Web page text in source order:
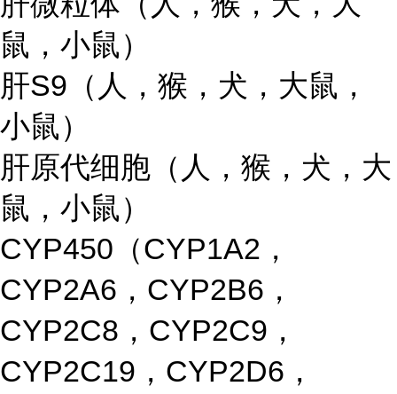
鼠，小鼠）
肝S9（人，猴，犬，大鼠，
小鼠）
肝原代细胞（人，猴，犬，大
鼠，小鼠）
CYP450（CYP1A2，
CYP2A6，CYP2B6，
CYP2C8，CYP2C9，
CYP2C19，CYP2D6，